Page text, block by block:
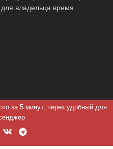
владельца время.
за 5 минут, через удобный для